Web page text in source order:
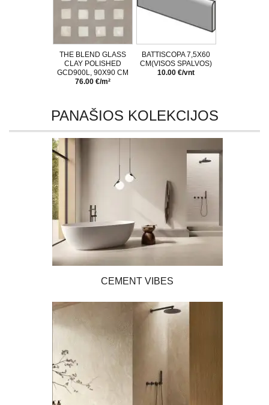
THE BLEND GLASS
CLAY POLISHED
GCD900L, 90X90 CM
76.00 €/m²
BATTISCOPA 7,5X60
CM(VISOS SPALVOS)
10.00 €/vnt
PANAŠIOS KOLEKCIJOS
CEMENT VIBES